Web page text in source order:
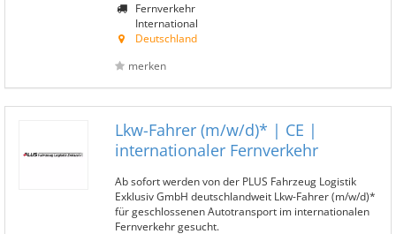
Fernverkehr
International
Deutschland
merken
Lkw-Fahrer (m/w/d)* | CE |
internationaler Fernverkehr
Ab sofort werden von der PLUS Fahrzeug Logistik
Exklusiv GmbH deutschlandweit Lkw-Fahrer (m/w/d)*
für geschlossenen Autotransport im internationalen
Fernverkehr gesucht.